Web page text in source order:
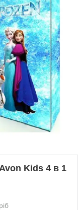
Kids 4 в 1